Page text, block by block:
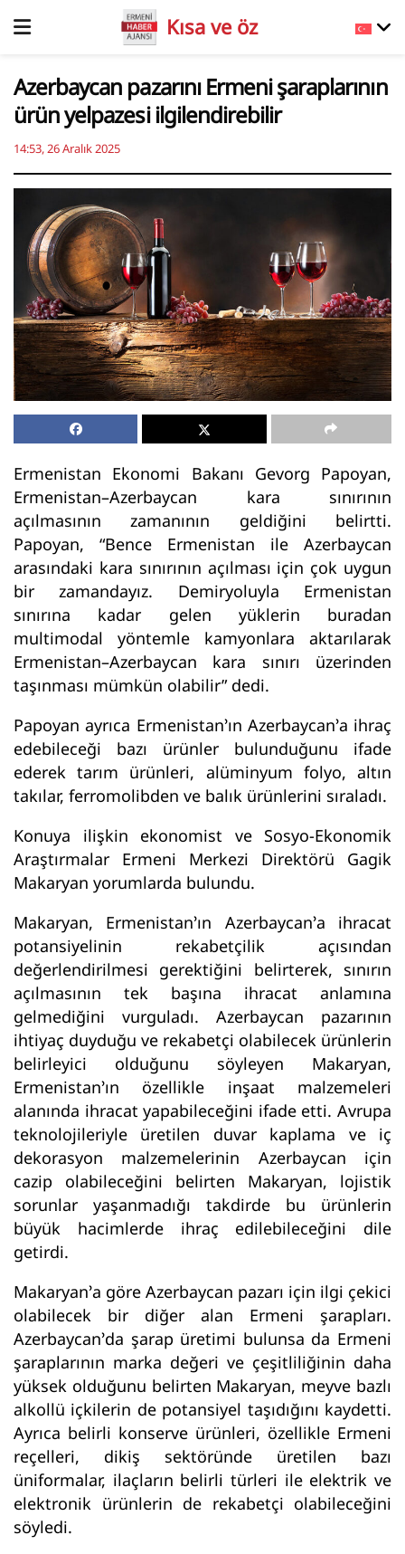
Kısa ve öz
Azerbaycan pazarını Ermeni şaraplarının
ürün yelpazesi ilgilendirebilir
14:53, 26 Aralık 2025
Ermenistan Ekonomi Bakanı Gevorg Papoyan,
Ermenistan–Azerbaycan kara sınırının
açılmasının zamanının geldiğini belirtti.
Papoyan, “Bence Ermenistan ile Azerbaycan
arasındaki kara sınırının açılması için çok uygun
bir zamandayız. Demiryoluyla Ermenistan
sınırına kadar gelen yüklerin buradan
multimodal yöntemle kamyonlara aktarılarak
Ermenistan–Azerbaycan kara sınırı üzerinden
taşınması mümkün olabilir” dedi.
Papoyan ayrıca Ermenistan’ın Azerbaycan’a ihraç
edebileceği bazı ürünler bulunduğunu ifade
ederek tarım ürünleri, alüminyum folyo, altın
takılar, ferromolibden ve balık ürünlerini sıraladı.
Konuya ilişkin ekonomist ve Sosyo-Ekonomik
Araştırmalar Ermeni Merkezi Direktörü Gagik
Makaryan yorumlarda bulundu.
Makaryan, Ermenistan’ın Azerbaycan’a ihracat
potansiyelinin rekabetçilik açısından
değerlendirilmesi gerektiğini belirterek, sınırın
açılmasının tek başına ihracat anlamına
gelmediğini vurguladı. Azerbaycan pazarının
ihtiyaç duyduğu ve rekabetçi olabilecek ürünlerin
belirleyici olduğunu söyleyen Makaryan,
Ermenistan’ın özellikle inşaat malzemeleri
alanında ihracat yapabileceğini ifade etti. Avrupa
teknolojileriyle üretilen duvar kaplama ve iç
dekorasyon malzemelerinin Azerbaycan için
cazip olabileceğini belirten Makaryan, lojistik
sorunlar yaşanmadığı takdirde bu ürünlerin
büyük hacimlerde ihraç edilebileceğini dile
getirdi.
Makaryan’a göre Azerbaycan pazarı için ilgi çekici
olabilecek bir diğer alan Ermeni şarapları.
Azerbaycan’da şarap üretimi bulunsa da Ermeni
şaraplarının marka değeri ve çeşitliliğinin daha
yüksek olduğunu belirten Makaryan, meyve bazlı
alkollü içkilerin de potansiyel taşıdığını kaydetti.
Ayrıca belirli konserve ürünleri, özellikle Ermeni
reçelleri, dikiş sektöründe üretilen bazı
üniformalar, ilaçların belirli türleri ile elektrik ve
elektronik ürünlerin de rekabetçi olabileceğini
söyledi.